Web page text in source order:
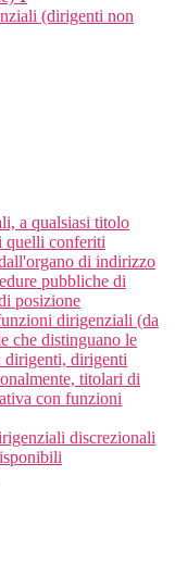
(dirigenti non
a qualsiasi titolo
quelli conferiti
di indirizzo
pubbliche di
posizione
dirigenziali (da
che distinguano le
dirigenti, dirigenti
titolari di
con funzioni
discrezionali